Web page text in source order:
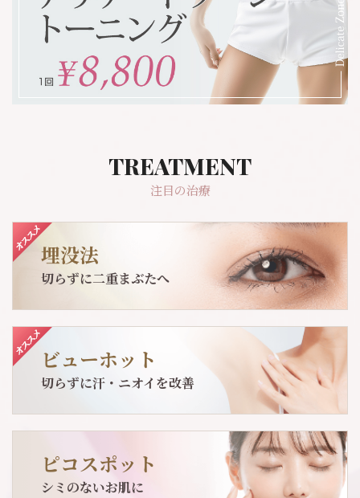
注目の治療
埋没法
切らずに二重まぶたへ
ビューホット
切らずに汗・ニオイを改善
ピコスポット
シミのないお肌に